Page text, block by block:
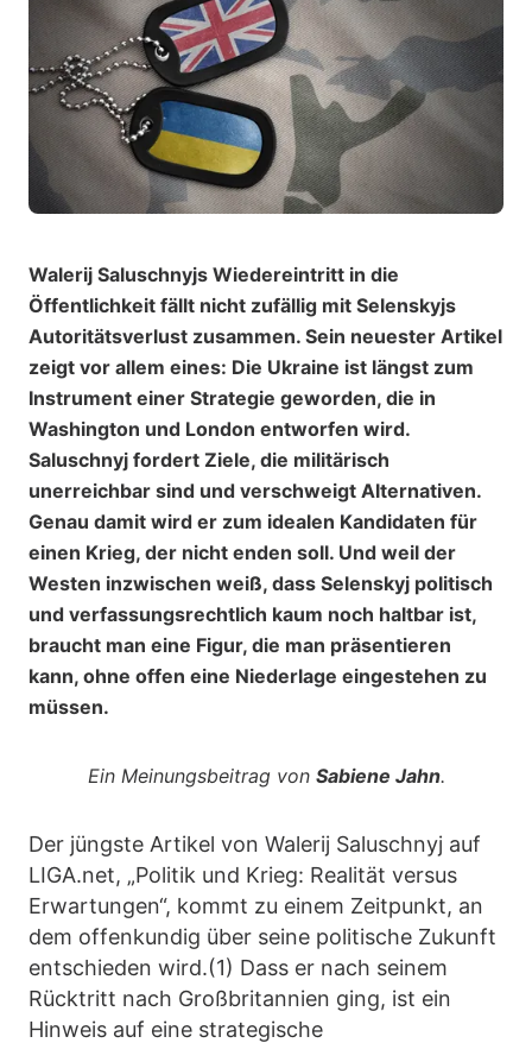
Walerij Saluschnyjs Wiedereintritt in die
Öffentlichkeit fällt nicht zufällig mit Selenskyjs
Autoritätsverlust zusammen. Sein neuester Artikel
zeigt vor allem eines: Die Ukraine ist längst zum
Instrument einer Strategie geworden, die in
Washington und London entworfen wird.
Saluschnyj fordert Ziele, die militärisch
unerreichbar sind und verschweigt Alternativen.
Genau damit wird er zum idealen Kandidaten für
einen Krieg, der nicht enden soll. Und weil der
Westen inzwischen weiß, dass Selenskyj politisch
und verfassungsrechtlich kaum noch haltbar ist,
braucht man eine Figur, die man präsentieren
kann, ohne offen eine Niederlage eingestehen zu
müssen.
Ein Meinungsbeitrag von Sabiene Jahn.
Der jüngste Artikel von Walerij Saluschnyj auf
LIGA.net, „Politik und Krieg: Realität versus
Erwartungen“, kommt zu einem Zeitpunkt, an
dem offenkundig über seine politische Zukunft
entschieden wird.(1) Dass er nach seinem
Rücktritt nach Großbritannien ging, ist ein
Hinweis auf eine strategische